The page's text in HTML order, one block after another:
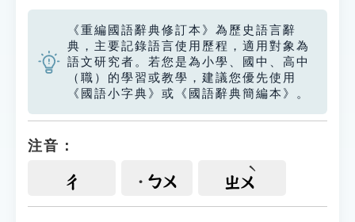
生命大百科索引
遊戲專區
教學應用
貓頭鷹博士
《重編國語辭典修訂本》為歷史語言辭
典，主要記錄語言使用歷程，適用對象為
語文研究者。若您是為小學、國中、高中
（職）的學習或教學，建議您優先使用
《國語小字典》或《國語辭典簡編本》。
注音：
ㄔ ㄅㄨ ㄓㄨ